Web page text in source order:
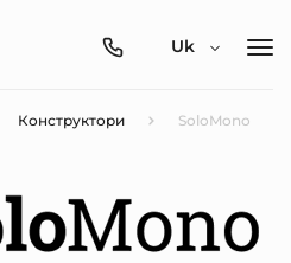
0800-
Uk
Конструктори SoloMono